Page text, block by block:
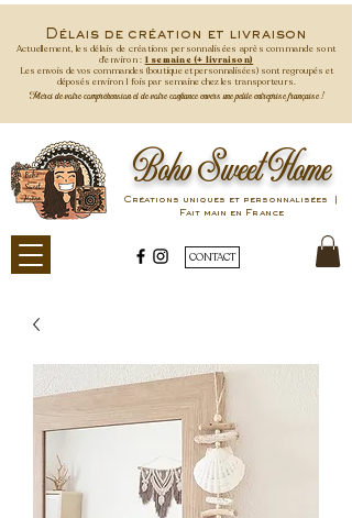
Délais de création et livraison
Actuellement, les délais de créations personnalisées après commande sont
d'environ : 1 semaine (+ livraison)
Les envois de vos commandes (boutique et personnalisées) sont regroupés et
déposés environ 1 fois par semainechez les transporteurs.
Merci de votre compréhension et de votre confiance envers une petite entreprise française !
Boho Sweet Home
Créations uniques et personnalisées |
Fait main en France
CONTACT